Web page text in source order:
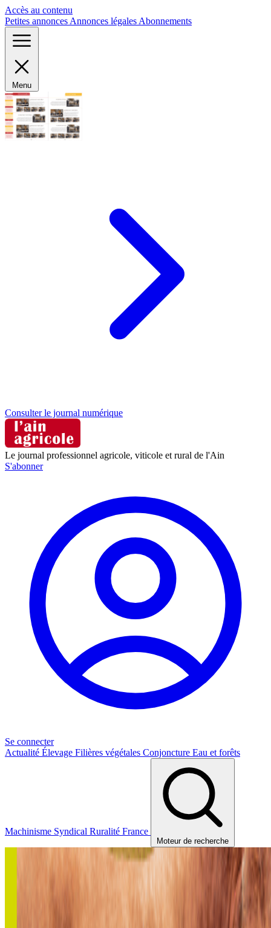
Accès au contenu
Petites annonces Annonces légales Abonnements
Menu
Consulter le journal numérique
Le journal professionnel agricole, viticole et rural de l'Ain
S'abonner
Se connecter
Actualité Élevage Filières végétales Conjoncture Eau et forêts
Machinisme Syndical Ruralité France
Moteur de recherche
Panneau de gestion des cookies